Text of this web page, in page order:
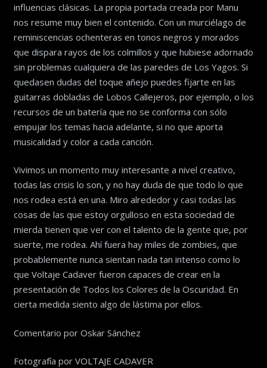
influencias clásicas. La propia portada creada por Manu
nos resume muy bien el contenido. Con un murciélago de
reminiscencias ochenteras en tonos negros y morados
que dispara rayos de los colmillos y que hubiese adornado
sin problemas cualquiera de las paredes de Los Yagos. Si
quedasen dudas del toque añejo puedes fijarte en las
guitarras dobladas de Lobos Callejeros, por ejemplo, o los
recursos de un batería que no se conforma con sólo
empujar los temas hacia adelante, si no que aporta
musicalidad y color a cada canción.
Vivimos un momento muy interesante a nivel creativo,
todas las crisis lo son, y no hay duda de que todo lo que
nos rodea está en una. Miro alrededor y casi todas las
cosas de las que estoy orgulloso en esta sociedad de
mierda tienen que ver con el talento de la gente que, por
suerte, me rodea. Ahí fuera hay miles de zombies, que
probablemente nunca sientan nada tan intenso como lo
que Voltaje Cadaver fueron capaces de crear en la
presentación de Todos los Colores de la Oscuridad. En
cierta medida siento algo de lástima por ellos.
Comentario por Oskar Sánchez
Fotografía por VOLTAJE CADAVER